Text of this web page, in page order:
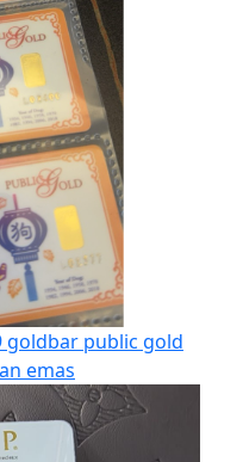
goldbar public gold
emas